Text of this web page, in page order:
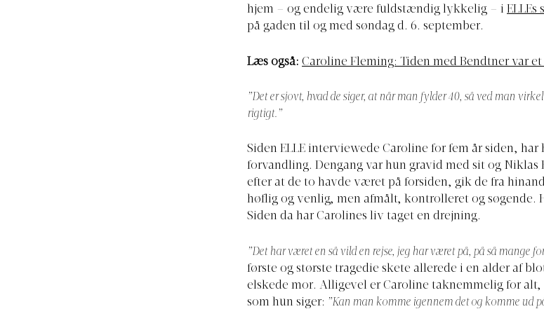
hjem – og endelig være fuldstændig lykkelig – i ELLEs
på gaden til og med søndag d. 6. september.
Læs også: Caroline Fleming: Tiden med Bendtner var
”Det er sjovt, hvad de siger, at når man fylder 40, så ved man
rigtigt.”
Siden ELLE interviewede Caroline for fem år siden,
forvandling. Dengang var hun gravid med sit og
efter at de to havde været på forsiden, gik de fra
høflig og venlig, men afmålt, kontrolleret og søgende.
Siden da har Carolines liv taget en drejning.
”Det har været en så vild en rejse, jeg har været på, på så mange
første og største tragedie skete allerede i en alder af
elskede mor. Alligevel er Caroline taknemmelig for
som hun siger: ”Kan man komme igennem det og komme ud